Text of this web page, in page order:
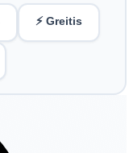
⚡ Greitis